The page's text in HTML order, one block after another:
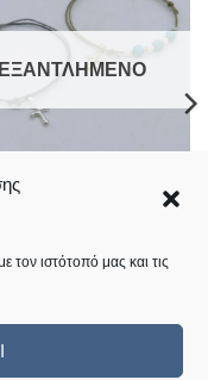
τον ιστότοπό μας και τις
ΕΞΑΝΤΛΗΜΈΝΟ
βραχιολάκια